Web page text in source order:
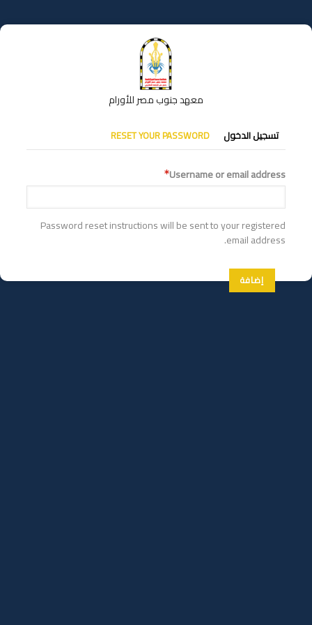
إلى
المحتوى
معهد جنوب مصر للأورام
التبويبات
الأساسية
تسجيل الدخول RESET YOUR PASSWORD
Username or email address
Password reset instructions will be sent to your registered
email address.